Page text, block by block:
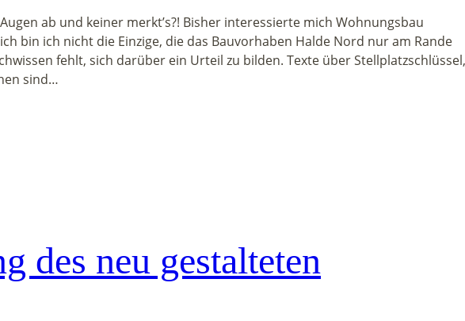
ab und keiner merkt’s?! Bisher interessierte mich Wohnungsbau
bin ich nicht die Einzige, die das Bauvorhaben Halde Nord nur am Rande
fehlt, sich darüber ein Urteil zu bilden. Texte über Stellplatzschlüssel,
sind…
des neu gestalteten